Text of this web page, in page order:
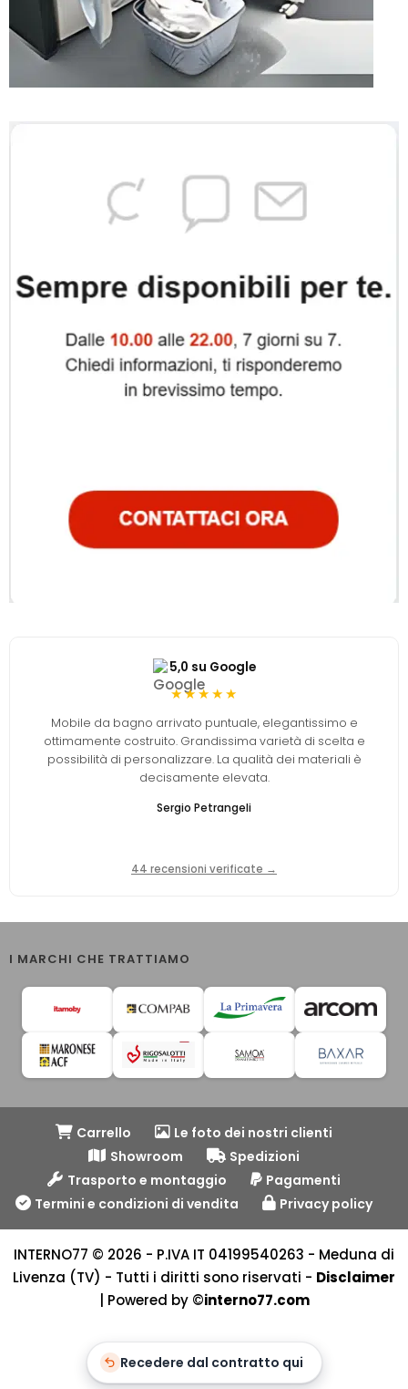
5,0 su Google
★★★★★
Mobile da bagno arrivato puntuale, elegantissimo e
ottimamente costruito. Grandissima varietà di scelta e
possibilità di personalizzare. La qualità dei materiali è
decisamente elevata.
Sergio Petrangeli
44 recensioni verificate →
I MARCHI CHE TRATTIAMO
Carrello
Le foto dei nostri clienti
Showroom
Spedizioni
Trasporto e montaggio
Pagamenti
Termini e condizioni di vendita
Privacy policy
INTERNO77 © 2026 - P.IVA IT 04199540263 - Meduna di
Livenza (TV) - Tutti i diritti sono riservati - Disclaimer
| Powered by ©interno77.com
Recedere dal contratto qui